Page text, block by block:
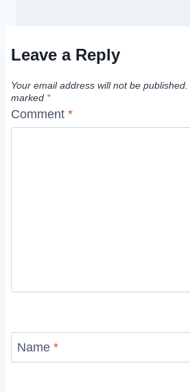
Leave a Reply
Your email address will not be published.
marked *
Comment *
Name *